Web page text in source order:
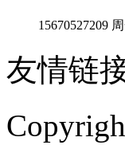
15670527209
友情链